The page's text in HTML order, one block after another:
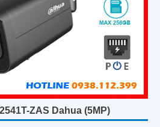
ZAS Dahua (5MP)